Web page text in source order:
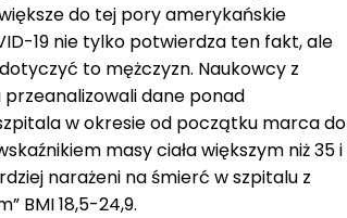
do tej pory amerykańskie
19 nie tylko potwierdza ten fakt, ale
to mężczyzn. Naukowcy z
dane ponad
w okresie od początku marca do
masy ciała większym niż 35 i
narażeni na śmierć w szpitalu z
BMI 18,5-24,9.